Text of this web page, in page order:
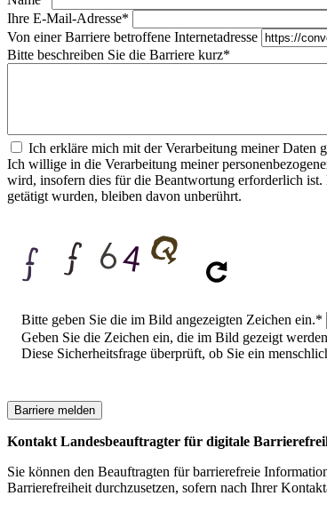
Ihre E-Mail-Adresse*
Von einer Barriere betroffene Internetadresse
Bitte beschreiben Sie die Barriere kurz*
Ich erkläre mich mit der Verarbeitung meiner Daten
Ich willige in die Verarbeitung meiner
wird, insofern dies für die Beantwortung erforderlich
getätigt wurden, bleiben davon unberührt.
Sicherheitsfrage
Bitte geben Sie die im Bild angezeigten Zeichen ein.*
Geben Sie die Zeichen ein, die im Bild gezeigt
Diese Sicherheitsfrage überprüft, ob Sie ein
Kontakt Landesbeauftragter für digitale
Sie können den Beauftragten für barrierefreie
Barrierefreiheit durchzusetzen, sofern nach Ihrer